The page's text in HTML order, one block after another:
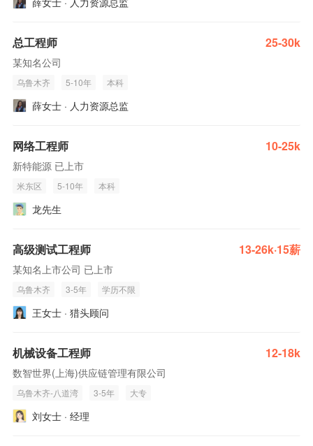
总工程师 25-30k
某知名公司
乌鲁木齐 5-10年 本科
薛女士 · 人力资源总监
网络工程师 10-25k
新特能源 已上市
米东区 5-10年 本科
龙先生
高级测试工程师 13-26k·15薪
某知名上市公司 已上市
乌鲁木齐 3-5年 学历不限
王女士 · 猎头顾问
机械设备工程师 12-18k
数智世界(上海)供应链管理有限公司
乌鲁木齐-八道湾 3-5年 大专
刘女士 · 经理